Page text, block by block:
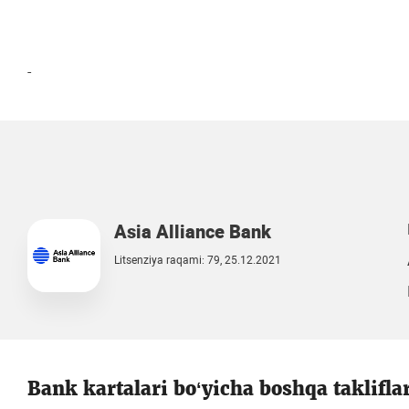
-
Asia Alliance Bank
Litsenziya raqami: 79, 25.12.2021
Bank kartalari bo‘yicha boshqa